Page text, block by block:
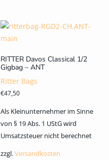
RITTER Davos Classical 1/2
Gigbag – ANT
Ritter Bags
€47,50
Als Kleinunternehmer im Sinne
von § 19 Abs. 1 UStG wird
Umsatzsteuer nicht berechnet
zzgl.Versandkosten